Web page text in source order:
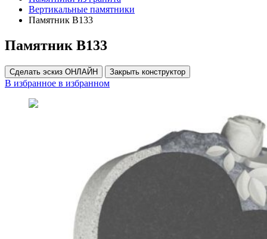
Вертикальные памятники
Памятник В133
Памятник В133
Сделать эскиз ОНЛАЙН Закрыть конструктор
В избранное в избранном